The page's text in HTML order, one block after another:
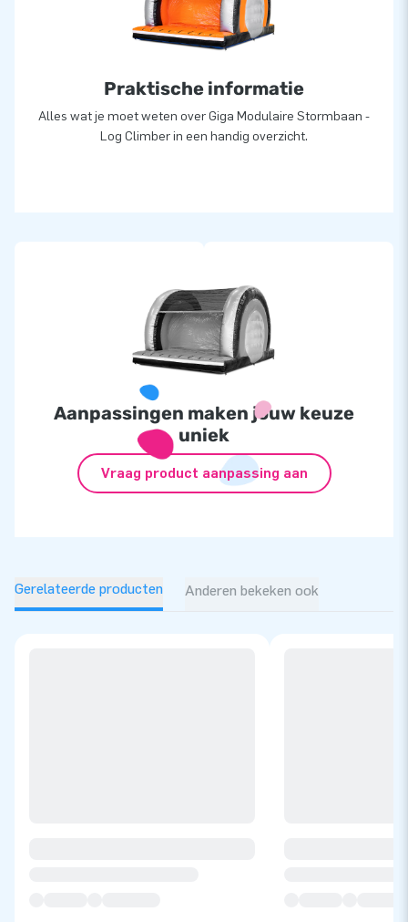
15.000 mensen wereldwijd een gat in de lucht laten springen.
Daar zijn we trots op! Ons team van designers,
of greatness’: ze leveren unieke opblaasattracties op grootse
wijze. Dankzij hen zijn onze klanten verzekerd van een zeer
professionele service en levering, over al ter wereld!
Praktische informatie
Alles wat je moet weten over Giga Modulaire Stormbaan -
Log Climber in een handig overzicht.
Aanpassingen maken jouw keuze
uniek
Vraag product aanpassing aan
Gerelateerde producten Anderen bekeken ook